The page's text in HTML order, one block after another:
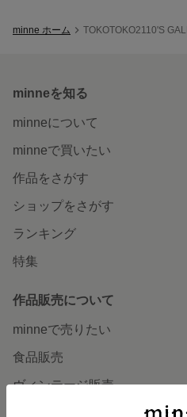
minne ホーム TOKOTOKO2110'S
minneを知る
minneについて
minneで買いたい
作品をさがす
ショップをさがす
ランキング
特集
作品販売について
minneで売りたい
食品販売
ヴィンテージ販売